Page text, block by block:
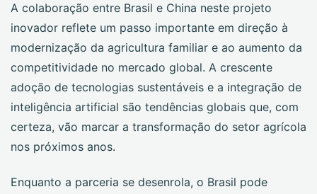
A colaboração entre Brasil e China neste projeto
inovador reflete um passo importante em direção à
modernização da agricultura familiar e ao aumento da
competitividade no mercado global. A crescente
adoção de tecnologias sustentáveis e a integração de
inteligência artificial são tendências globais que, com
certeza, vão marcar a transformação do setor agrícola
nos próximos anos.
Enquanto a parceria se desenrola, o Brasil pode